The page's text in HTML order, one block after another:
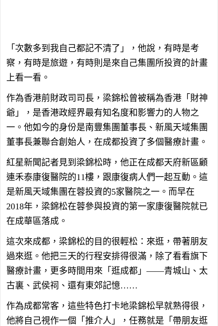
「次數多到我自己都記不清了」，他說，有時是考
察，有時是旅遊，有時則是來自己集團所投資的計畫
上看一看。
作為香港前財政司司長，梁錦松曾被稱為香港「財神
爺」，是香港政經界最有知名度和影響力的人物之
一。他如今的身份是南豐集團董事長、新風天域集團
董事長兼聯合創始人，在成都投資了多個醫療計畫。
紅星新聞記者見到梁錦松時，他正在成都天府新區顧
連禾泰康復醫院的11樓，跟康復病人們一起互動。這
是新風天域集團在蓉投資的5家醫院之一。而早在
2018年，梁錦松在蓉參與投資的第一家康復醫院就已
在成華區落成。
這次來成都，梁錦松的目的很輕松：來逛，帶著朋友
過來逛。他把三天的行程安排得很滿，除了看看旗下
醫療計畫，更多時間用來「逛成都」——青城山、太
古裏、武侯祠、還有東郊記憶……
作為成都常客，這些特色打卡地梁錦松早就熟得很，
他將自己視作一個「推介人」，任務就是「帶朋友逛